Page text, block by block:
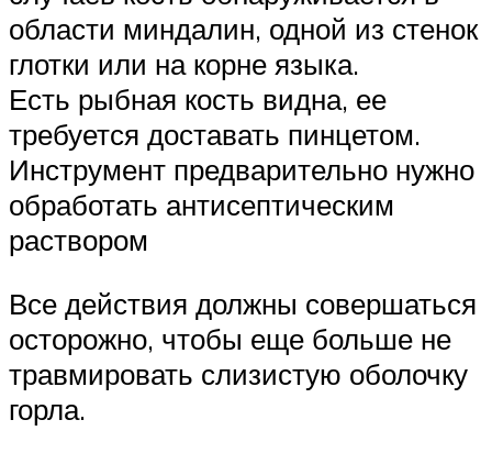
области миндалин, одной из стенок
глотки или на корне языка.
Есть рыбная кость видна, ее
требуется доставать пинцетом.
Инструмент предварительно нужно
обработать антисептическим
раствором
Все действия должны совершаться
осторожно, чтобы еще больше не
травмировать слизистую оболочку
горла.